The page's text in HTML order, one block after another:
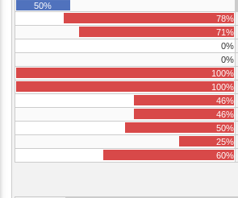
50%
78%
71%
0%
0%
100%
100%
46%
46%
50%
25%
60%